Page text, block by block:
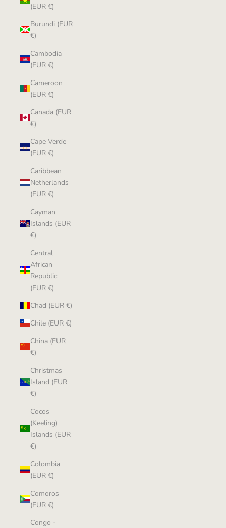
(EUR €)
Burundi (EUR
€)
Cambodia
(EUR €)
Cameroon
(EUR €)
Canada (EUR
€)
Cape Verde
(EUR €)
Caribbean
Netherlands
(EUR €)
Cayman
Islands (EUR
€)
Central
African
Republic
(EUR €)
Chad (EUR €)
Chile (EUR €)
China (EUR
€)
Christmas
Island (EUR
€)
Cocos
(Keeling)
Islands (EUR
€)
Colombia
(EUR €)
Comoros
(EUR €)
Congo -